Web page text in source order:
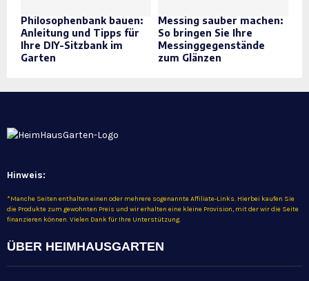
Philosophenbank bauen:
Anleitung und Tipps für
Ihre DIY-Sitzbank im
Garten
Messing sauber machen:
So bringen Sie Ihre
Messinggegenstände
zum Glänzen
Hinweis:
*Manche Seiten enthalten einen oder mehrere sogenannte Affiliate-Links. Hierbei kaufen Sie
die Produkte zum gewohnten Preis und wir erhalten eine kleine Provision, mit der wir die Seite
finanzieren können. Vielen Dank für Ihre Unterstützung.
ÜBER HEIMHAUSGARTEN